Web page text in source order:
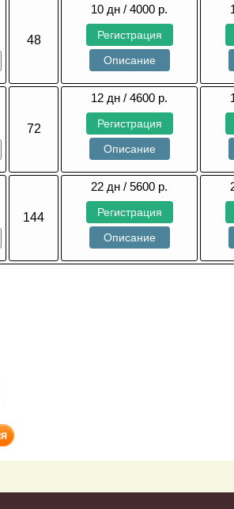
48
10 дн / 4000 р.
Регистрация
Описание
72
12 дн / 4600 р.
Регистрация
Описание
144
22 дн / 5600 р.
Регистрация
Описание